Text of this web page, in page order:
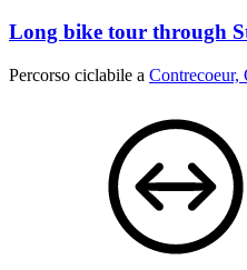
Long bike tour through
Percorso ciclabile a Contrecoeur,